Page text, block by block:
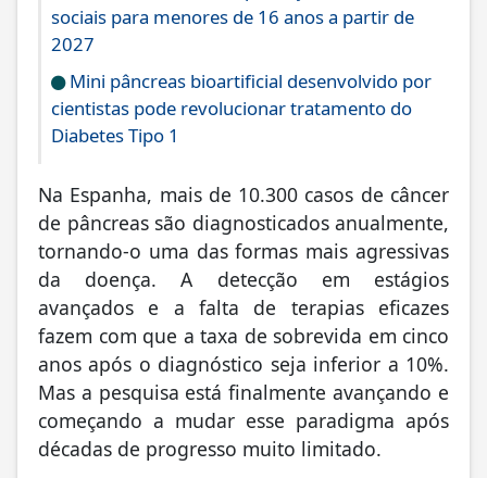
sociais para menores de 16 anos a partir de
2027
Mini pâncreas bioartificial desenvolvido por
cientistas pode revolucionar tratamento do
Diabetes Tipo 1
Na Espanha, mais de 10.300 casos de câncer
de pâncreas são diagnosticados anualmente,
tornando-o uma das formas mais agressivas
da doença. A detecção em estágios
avançados e a falta de terapias eficazes
fazem com que a taxa de sobrevida em cinco
anos após o diagnóstico seja inferior a 10%.
Mas a pesquisa está finalmente avançando e
começando a mudar esse paradigma após
décadas de progresso muito limitado.